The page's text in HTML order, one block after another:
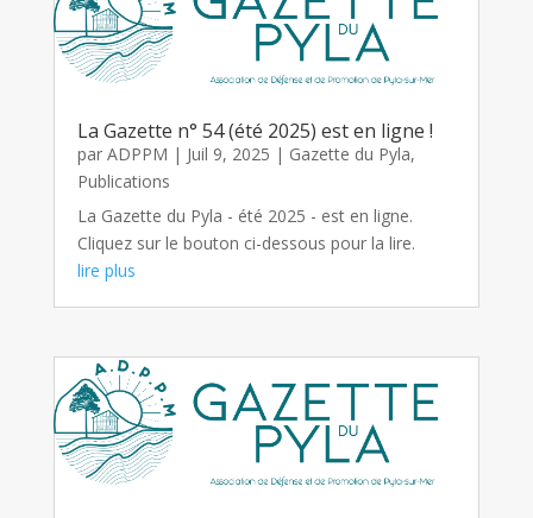
La Gazette n° 54 (été 2025) est en ligne !
par ADPPM | Juil 9, 2025 | Gazette du Pyla,
Publications
La Gazette du Pyla - été 2025 - est en ligne.
Cliquez sur le bouton ci-dessous pour la lire.
lire plus